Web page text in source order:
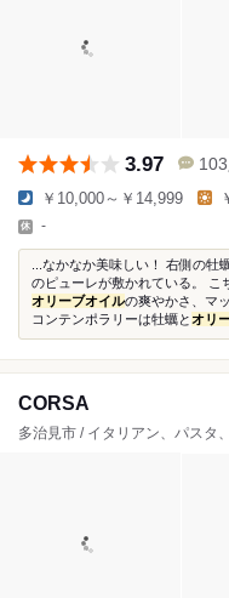
3.97 103
￥10,000～￥14,999
-
...なかなか美味しい！ 右側の牡
のピューレが敷かれている。 こ
オリーブオイルの爽やかさ、マ
コンテンポラリーは牡蠣と オリ
CORSA
多治見市 / イタリアン、パスタ